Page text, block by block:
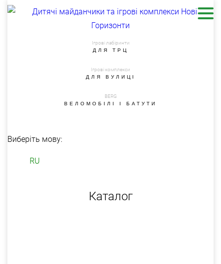
Ігрові лабіринти
ДЛЯ ТРЦ
Ігрові комплекси
ДЛЯ ВУЛИЦІ
BERG
ВЕЛОМОБІЛІ І БАТУТИ
Виберіть мову:
RU
Каталог